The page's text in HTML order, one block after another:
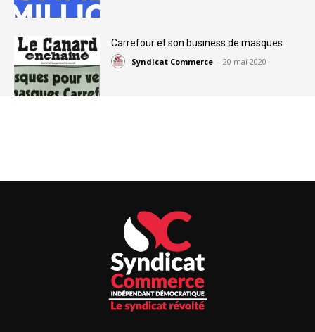
Carrefour et son business de masques
Syndicat Commerce - 20 mai 2020